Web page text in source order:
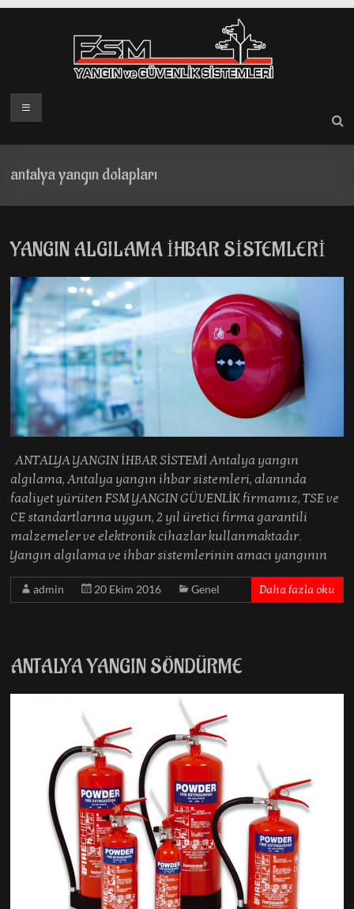
Menü
antalya yangın dolapları
YANGIN ALGILAMA İHBAR SİSTEMLERİ
ANTALYA YANGIN İHBAR SİSTEMİ Antalya yangın
algılama, Antalya yangın ihbar sistemleri, alanında
faaliyet yürüten FSM YANGIN GÜVENLİK firmamız, TSE ve
CE standartlarına uygun, 2 yıl üretici firma garantili
malzemeler ve elektronik cihazlar kullanmaktadır.
Yangın algılama ve ihbar sistemlerinin amacı yangının
admin 20 Ekim 2016 Genel Daha fazla oku
ANTALYA YANGIN SÖNDÜRME